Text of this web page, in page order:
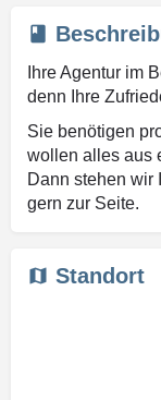
Ihre Agentur im
denn Ihre
Sie benötigen
wollen alles aus
Dann stehen wir
gern zur Seite.
Standort